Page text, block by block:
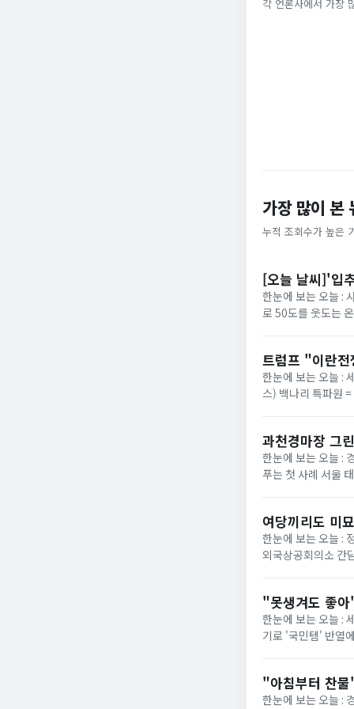
각 언론사에서 가장
채널A
가장 많이 본
누적 조회수가 높은
[오늘 날씨]'입
한눈에 보는 오늘 :
로 50도를 웃도는
트럼프 "이란
한눈에 보는 오늘 :
스) 백나리 특파원
과천경마장 그
한눈에 보는 오늘 :
푸는 첫 사례 서울
여당끼리도 미
한눈에 보는 오늘 :
외국상공회의소 간
"못생겨도 좋
한눈에 보는 오늘 :
기로 '국민템' 반열
"아침부터 찬
한눈에 보는 오늘 :